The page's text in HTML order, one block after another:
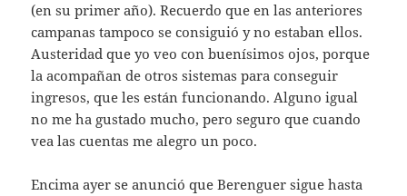
(en su primer año). Recuerdo que en las anteriores
campanas tampoco se consiguió y no estaban ellos.
Austeridad que yo veo con buenísimos ojos, porque
la acompañan de otros sistemas para conseguir
ingresos, que les están funcionando. Alguno igual
no me ha gustado mucho, pero seguro que cuando
vea las cuentas me alegro un poco.
Encima ayer se anunció que Berenguer sigue hasta